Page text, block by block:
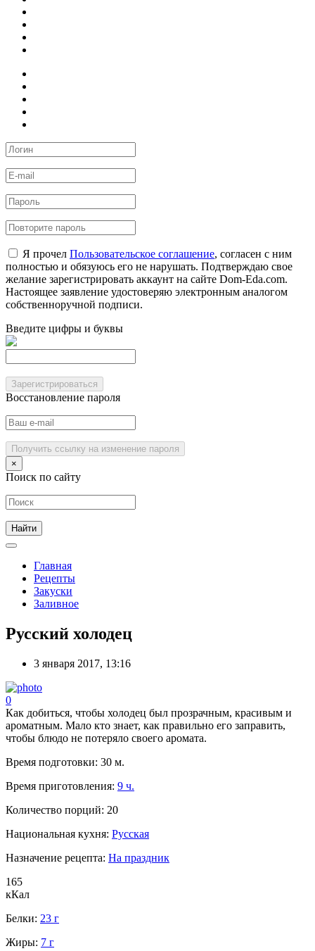
Я прочел Пользовательское соглашение, согласен с ним
полностью и обязуюсь его не нарушать. Подтверждаю свое
желание зарегистрировать аккаунт на сайте Dom-Eda.com.
Настоящее заявление удостоверяю электронным аналогом
собственноручной подписи.
Введите цифры и буквы
Зарегистрироваться
Восстановление пароля
Получить ссылку на изменение пароля
×
Поиск по сайту
Главная
Рецепты
Закуски
Заливное
Русский холодец
3 января 2017, 13:16
0
Как добиться, чтобы холодец был прозрачным, красивым и
ароматным. Мало кто знает, как правильно его заправить,
чтобы блюдо не потеряло своего аромата.
Время подготовки: 30 м.
Время приготовления: 9 ч.
Количество порций: 20
Национальная кухня: Русская
Назначение рецепта: На праздник
165
кКал
Белки: 23 г
Жиры: 7 г